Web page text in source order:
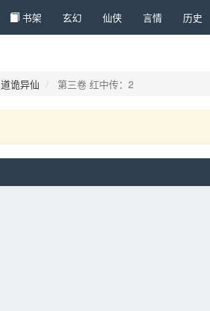
书架 玄幻 仙侠 言情 历史
道诡异仙 第三卷 红中传：2